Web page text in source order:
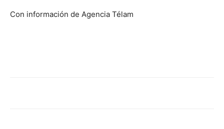
Con información de Agencia Télam